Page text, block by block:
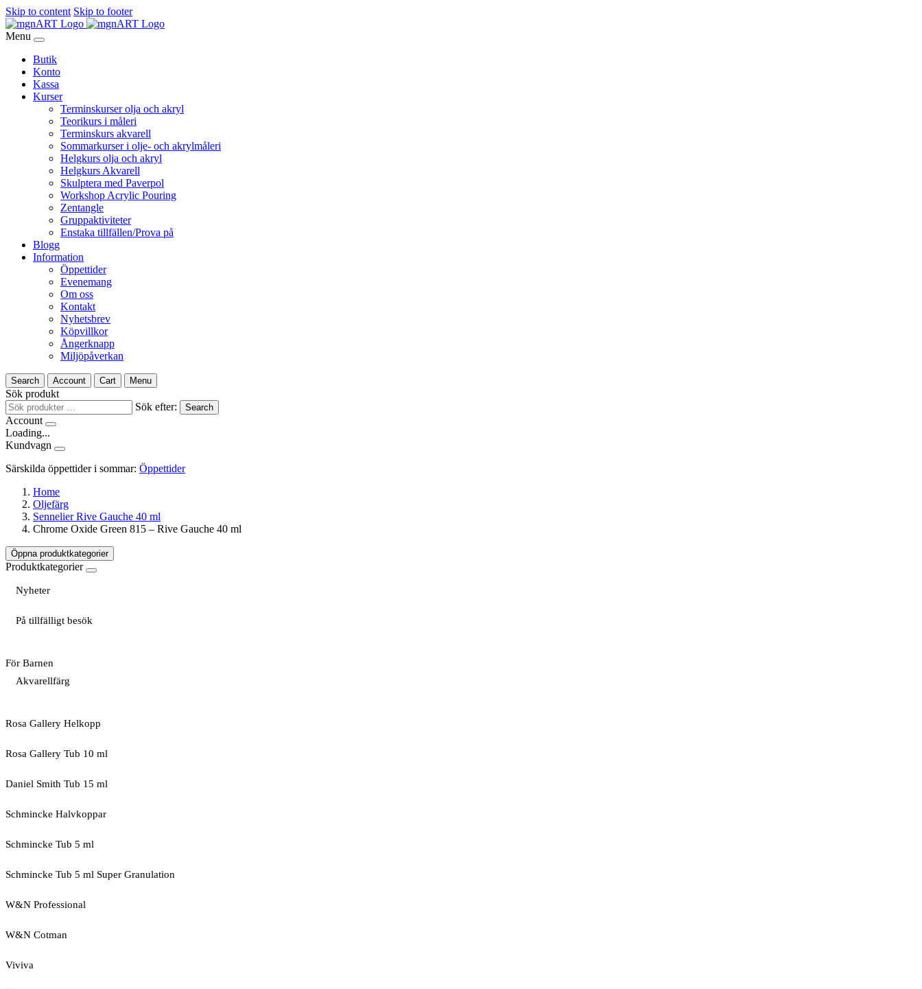
Skip to content Skip to footer
Menu
Butik
Konto
Kassa
Kurser
Terminskurser olja och akryl
Teorikurs i måleri
Terminskurs akvarell
Sommarkurser i olje- och akrylmåleri
Helgkurs olja och akryl
Helgkurs Akvarell
Skulptera med Paverpol
Workshop Acrylic Pouring
Zentangle
Gruppaktiviteter
Enstaka tillfällen/Prova på
Blogg
Information
Öppettider
Evenemang
Om oss
Kontakt
Nyhetsbrev
Köpvillkor
Ångerknapp
Miljöpåverkan
Search Account Cart Menu
Sök produkt
Sök efter:
Search
Account
Loading...
Kundvagn
Särskilda öppettider i sommar: Öppettider
Home
Oljefärg
Sennelier Rive Gauche 40 ml
Chrome Oxide Green 815 – Rive Gauche 40 ml
Öppna produktkategorier
Produktkategorier
Nyheter
På tillfälligt besök
För Barnen
Akvarellfärg
Rosa Gallery Helkopp
Rosa Gallery Tub 10 ml
Daniel Smith Tub 15 ml
Schmincke Halvkoppar
Schmincke Tub 5 ml
Schmincke Tub 5 ml Super Granulation
W&N Professional
W&N Cotman
Viviva